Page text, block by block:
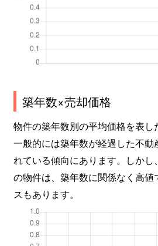
築年数×売却価格
物件の築年数別の平均価格を表し
一般的には築年数が経過した不動
れている傾向にあります。しか
の物件は、築年数に関係なく高
スもあります。